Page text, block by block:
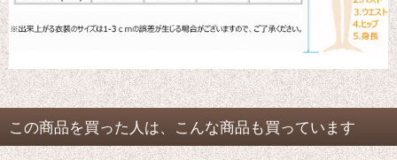
この商品を買った人は、こんな商品も買っています